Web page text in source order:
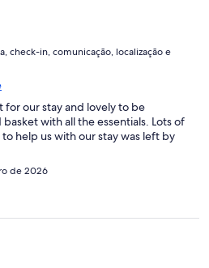
check-in, comunicação, localização e
our stay and lovely to be
with all the essentials. Lots of
help us with our stay was left by
de 2026